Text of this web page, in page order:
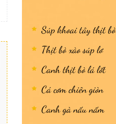
Súp khoai tây thịt bò
Thịt bò xào súp lơ
Canh thịt bò lá lốt
Cá cơm chiên giòn
Canh gà nấu nấm